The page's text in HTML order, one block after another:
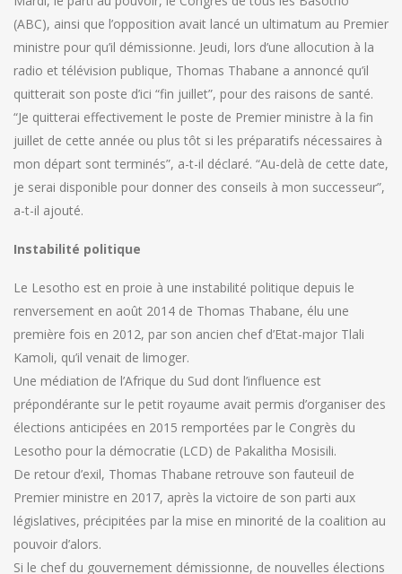
(ABC), ainsi que l’opposition avait lancé un ultimatum au Premier
ministre pour qu’il démissionne. Jeudi, lors d’une allocution à la
radio et télévision publique, Thomas Thabane a annoncé qu’il
quitterait son poste d’ici “fin juillet”, pour des raisons de santé.
“Je quitterai effectivement le poste de Premier ministre à la fin
juillet de cette année ou plus tôt si les préparatifs nécessaires à
mon départ sont terminés”, a-t-il déclaré. “Au-delà de cette date,
je serai disponible pour donner des conseils à mon successeur”,
a-t-il ajouté.
Instabilité politique
Le Lesotho est en proie à une instabilité politique depuis le
renversement en août 2014 de Thomas Thabane, élu une
première fois en 2012, par son ancien chef d’Etat-major Tlali
Kamoli, qu’il venait de limoger.
Une médiation de l’Afrique du Sud dont l’influence est
prépondérante sur le petit royaume avait permis d’organiser des
élections anticipées en 2015 remportées par le Congrès du
Lesotho pour la démocratie (LCD) de Pakalitha Mosisili.
De retour d’exil, Thomas Thabane retrouve son fauteuil de
Premier ministre en 2017, après la victoire de son parti aux
législatives, précipitées par la mise en minorité de la coalition au
pouvoir d’alors.
Si le chef du gouvernement démissionne, de nouvelles élections